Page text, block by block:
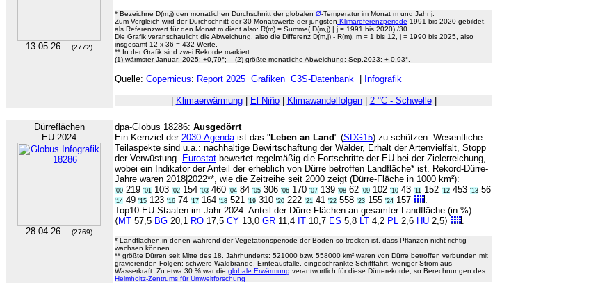
13.05.26 (2772)
* Bezeichne D(m,j) den monatlichen Durchschnitt der globalen Ø-Temperatur im Monat m und Jahr j.
Zum Vergleich wird der Durchschnitt der 30 Monatswerte der jüngsten Klimareferenzperiode 1991 bis 2020 gebildet,
als Referenzwert für den Monat m dient also: R(m) = Summe( D(m,j) | j = 1991 bis 2020) /30.
Die Grafik veranschaulicht die Abweichung, also die Differenz D(m,j) - R(m), m = 1 bis 12, j = 1990 bis 2025, also
insgesamt 12 x 36 = 432 Werte.
** In der Grafik sind zwei Rekorde markiert:
(1) wärmster Januar: 2025: +0,79°; (2) größte monatliche Abweichung: Sep.2023: + 0,93°.
Quelle: Copernicus: Report 2025 Grafiken C3S-Datenbank Infografik
Klimaerwärmung| El Niño| Klimawandelfolgen| 2 °C - Schwelle|
Dürreflächen
EU 2024
28.04.26 (2769)
dpa-Globus 18286: Ausgedörrt
Ein Kernziel der 2030-Agendaist das " Leben an Land" (SDG15) zu schützen. Wesentliche
Teilaspekte sind u.a.: nachhaltige Bewirtschaftung der Wälder, Erhalt der Artenvielfalt, Stopp
der Verwüstung. Eurostat bewertet regelmäßig die Fortschritte der EU bei der Zielerreichung,
wobei ein Indikator der Anteil der erheblich von Dürre betroffen Landfläche* ist. Rekord-Dürre-
Jahre waren 2018|2022**, wie die Zeitreihe seit 2000 zeigt (Dürre-Fläche in 1000 km²):
'00 219 '01 103 '02 154 '03 460 '04 84 '05 306 '06 170 '07 139 '08 62 '09 102 '10 43 '11 152 '12 453 '13 56
'14 49 '15 123 '16 74 '17 164 '18 521 '19 310 '20 222 '21 41 '22 558 '23 155 '24 157
.
Top10-EU-Staaten im Jahr 2024: Anteil der Dürre-Flächen an gesamter Landfläche (in %):
⟨ MT 57,5 BG 20,1 RO 17,5 CY 13,0 GR 11,4 IT 10,7 ES 5,8 LT 4,2 PL 2,6 HU 2,5⟩ .
* Landflächen,in denen während der Vegetationsperiode der Boden so trocken ist, dass Pflanzen nicht richtig
wachsen können.
** größte Dürren seit Mitte des 18. Jahrhunderts: 521000 bzw. 558000 km² waren von Dürre betroffen verbunden mit
gravierenden Folgen: schwere Waldbrände, Ernteausfälle, eingeschränkte Schifffahrt, weniger Strom aus
Wasserkraft. Zu etwa 30 % war die globale Erwärmung verantwortlich für diese Dürrerekorde, so Berechnungen des
Helmholtz-Zentrums für Umweltforschung